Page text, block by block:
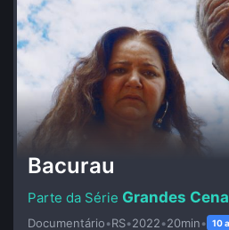
Bacurau
Grandes
Documentário•RS•2022•20min• 10